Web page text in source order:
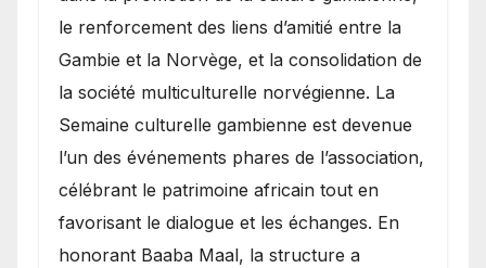
le renforcement des liens d’amitié entre la
Gambie et la Norvège, et la consolidation de
la société multiculturelle norvégienne. La
Semaine culturelle gambienne est devenue
l’un des événements phares de l’association,
célébrant le patrimoine africain tout en
favorisant le dialogue et les échanges. En
honorant Baaba Maal, la structure a